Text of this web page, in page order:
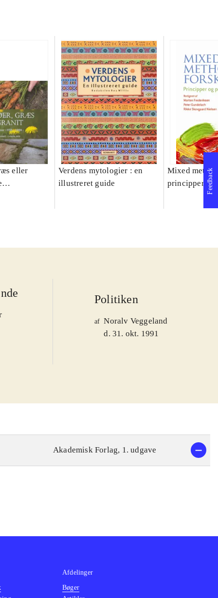
eller
Verdens mytologier : en
illustreret guide
Mixed
principper og
Politiken
af Noralv Veggeland
d. 31. okt. 1991
Akademisk Forlag, 1. udgave
Feedback
Afdelinger
Bøger